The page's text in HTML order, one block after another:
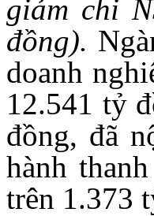
giảm chi
đồng).
doanh
12.541 tỷ
đồng, đã
hành
trên 1.373